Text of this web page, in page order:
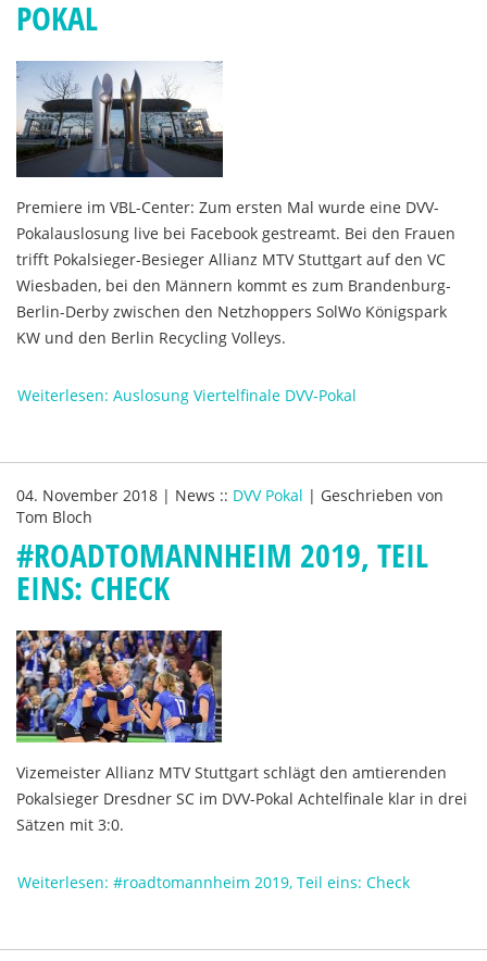
POKAL
Premiere im VBL-Center: Zum ersten Mal wurde eine DVV-
Pokalauslosung live bei Facebook gestreamt. Bei den Frauen
trifft Pokalsieger-Besieger Allianz MTV Stuttgart auf den VC
Wiesbaden, bei den Männern kommt es zum Brandenburg-
Berlin-Derby zwischen den Netzhoppers SolWo Königspark
KW und den Berlin Recycling Volleys.
Weiterlesen: Auslosung Viertelfinale DVV-Pokal
04. November 2018 | News :: DVV Pokal | Geschrieben von
Tom Bloch
#ROADTOMANNHEIM 2019, TEIL
EINS: CHECK
Vizemeister Allianz MTV Stuttgart schlägt den amtierenden
Pokalsieger Dresdner SC im DVV-Pokal Achtelfinale klar in drei
Sätzen mit 3:0.
Weiterlesen: #roadtomannheim 2019, Teil eins: Check